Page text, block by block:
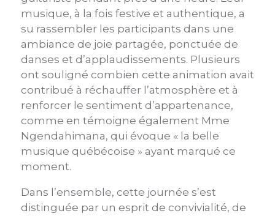
musique, à la fois festive et authentique, a
su rassembler les participants dans une
ambiance de joie partagée, ponctuée de
danses et d’applaudissements. Plusieurs
ont souligné combien cette animation avait
contribué à réchauffer l’atmosphère et à
renforcer le sentiment d’appartenance,
comme en témoigne également Mme
Ngendahimana, qui évoque « la belle
musique québécoise » ayant marqué ce
moment.
Dans l’ensemble, cette journée s’est
distinguée par un esprit de convivialité, de